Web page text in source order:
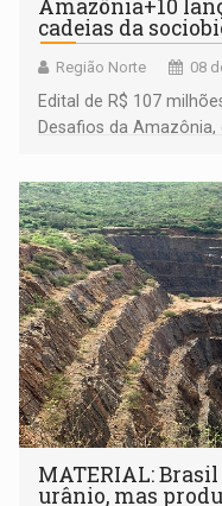
Amazônia+10
cadeias da
Região Norte 08
Edital de R$ 107
Desafios da
submissão de pré-
setembro
MATERIAL:
urânio, mas